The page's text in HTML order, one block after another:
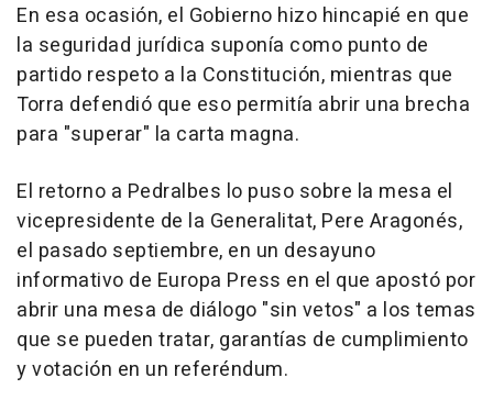
En esa ocasión, el Gobierno hizo hincapié en que
la seguridad jurídica suponía como punto de
partido respeto a la Constitución, mientras que
Torra defendió que eso permitía abrir una brecha
para "superar" la carta magna.
El retorno a Pedralbes lo puso sobre la mesa el
vicepresidente de la Generalitat, Pere Aragonés,
el pasado septiembre, en un desayuno
informativo de Europa Press en el que apostó por
abrir una mesa de diálogo "sin vetos" a los temas
que se pueden tratar, garantías de cumplimiento
y votación en un referéndum.